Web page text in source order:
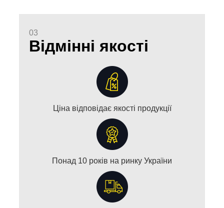
03
Відмінні якості
Ціна відповідає якості продукції
Понад 10 років на ринку України